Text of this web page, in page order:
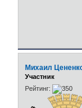
Михаил
Участник
Рейтинг: